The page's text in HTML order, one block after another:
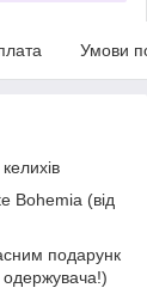
Умови
Bohemia (від
подарунк
одержувача!)